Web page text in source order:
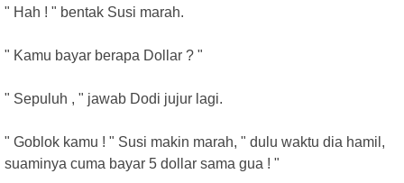
" Hah ! " bentak Susi marah.
" Kamu bayar berapa Dollar ? "
" Sepuluh , " jawab Dodi jujur lagi.
" Goblok kamu ! " Susi makin marah, " dulu waktu dia hamil,
suaminya cuma bayar 5 dollar sama gua ! "